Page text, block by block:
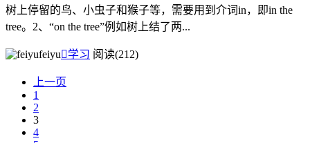
树上停留的鸟、小虫子和猴子等，需要用到介词in，即in the
tree。2、“on the tree”例如树上结了两...
feiyu学习 阅读(212)
上一页
1
2
3
4